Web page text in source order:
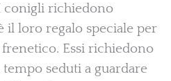
conigli richiedono
il loro regalo speciale per
Essi richiedono
seduti a guardare